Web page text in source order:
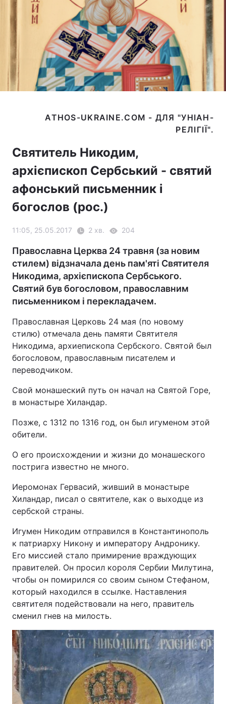
ATHOS-UKRAINE.COM - ДЛЯ "УНІАН-
Святитель Никодим,
архієпископ Сербський - святий
афонський письменник і
богослов (рос.)
11:05, 25.05.2017 2 хв. 204
Православна Церква 24 травня (за новим
стилем) відзначала день пам'яті Святителя
Никодима, архієпископа Сербського.
Святий був богословом, православним
письменником і перекладачем.
Православная Церковь 24 мая (по новому
стилю) отмечала день памяти Святителя
Никодима, архиепископа Сербского. Святой был
богословом, православным писателем и
переводчиком.
Свой монашеский путь он начал на Святой Горе,
в монастыре Хиландар.
Позже, с 1312 по 1316 год, он был игуменом этой
обители.
О его происхождении и жизни до монашеского
пострига известно не много.
Иеромонах Гервасий, живший в монастыре
Хиландар, писал о святителе, как о выходце из
сербской страны.
Игумен Никодим отправился в Константинополь
к патриарху Никону и императору Андронику.
Его миссией стало примирение враждующих
правителей. Он просил короля Сербии Милутина,
чтобы он помирился со своим сыном Стефаном,
который находился в ссылке. Наставления
святителя подействовали на него, правитель
сменил гнев на милость.